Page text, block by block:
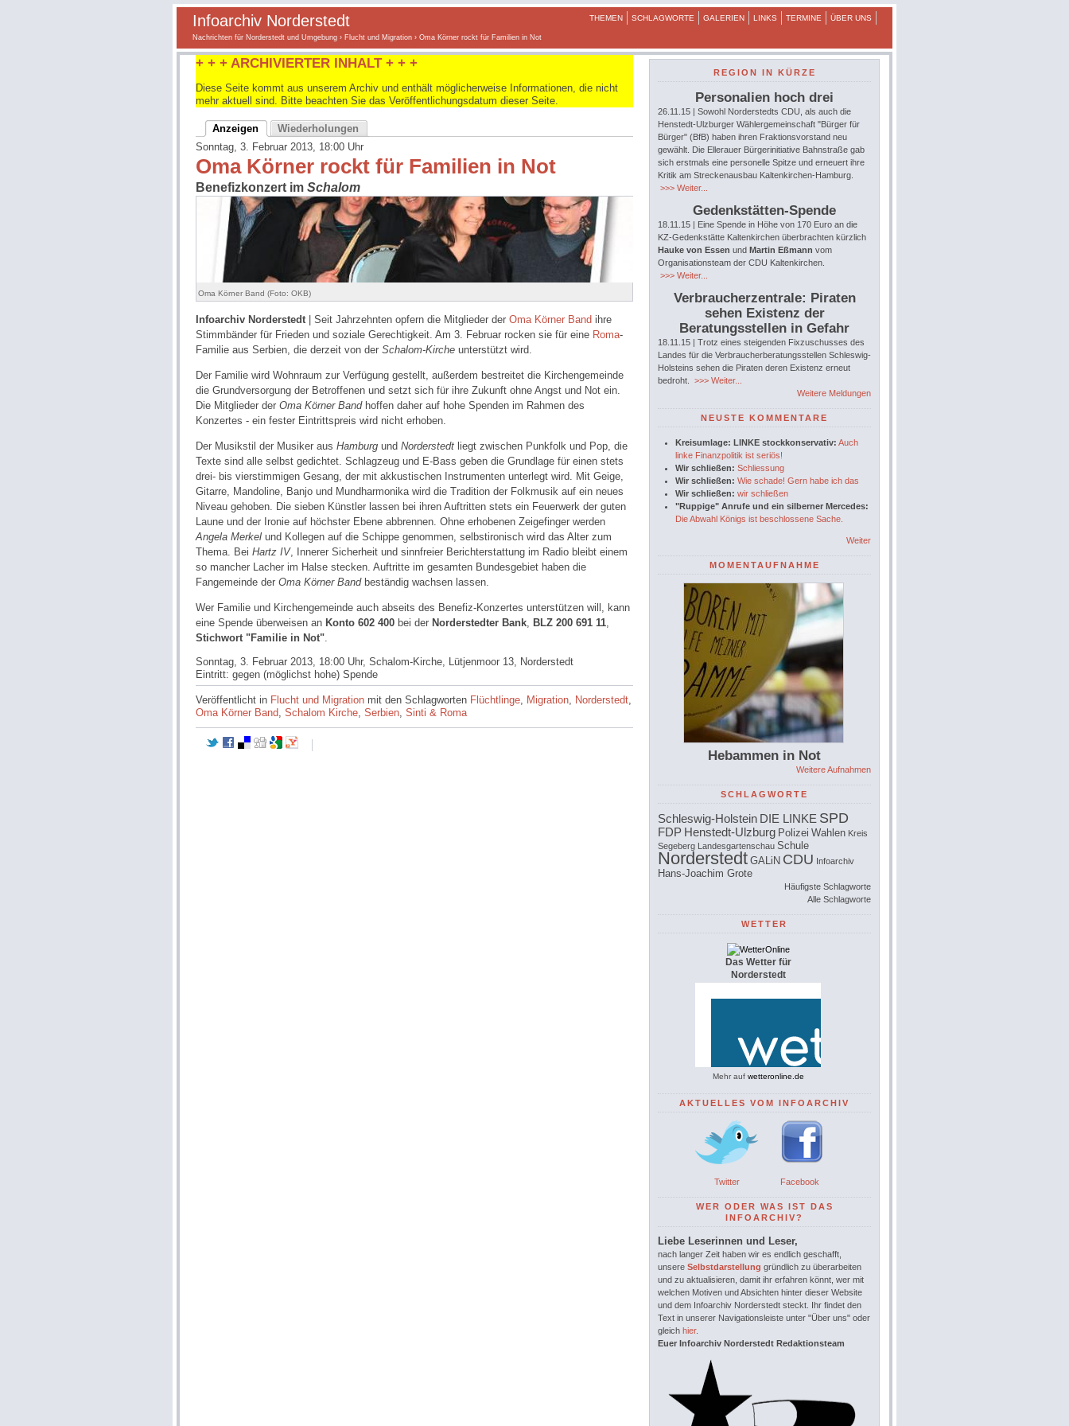
Infoarchiv Norderstedt THEMEN SCHLAGWORTE GALERIEN LINKS TERMINE ÜBER UNS
Nachrichten für Norderstedt und Umgebung › Flucht und Migration › Oma Körner rockt für Familien in Not
+ + + ARCHIVIERTER INHALT + + +
Diese Seite kommt aus unserem Archiv und enthält möglicherweise Informationen, die nicht
mehr aktuell sind. Bitte beachten Sie das Veröffentlichungsdatum dieser Seite.
Anzeigen
Wiederholungen
Sonntag, 3. Februar 2013, 18:00 Uhr
Oma Körner rockt für Familien in Not
Benefizkonzert im Schalom
Oma Körner Band (Foto: OKB)
Infoarchiv Norderstedt| Seit Jahrzehnten opfern die Mitglieder der Oma Körner Band ihre
Stimmbänder für Frieden und soziale Gerechtigkeit. Am 3. Februar rocken sie für eine Roma-
Familie aus Serbien, die derzeit von der Schalom-Kirche unterstützt wird.
Der Familie wird Wohnraum zur Verfügung gestellt, außerdem bestreitet die Kirchengemeinde
die Grundversorgung der Betroffenen und setzt sich für ihre Zukunft ohne Angst und Not ein.
Die Mitglieder der Oma Körner Bandhoffen daher auf hohe Spenden im Rahmen des
Konzertes - ein fester Eintrittspreis wird nicht erhoben.
Der Musikstil der Musiker aus Hamburg und Norderstedt liegt zwischen Punkfolk und Pop, die
Texte sind alle selbst gedichtet. Schlagzeug und E-Bass geben die Grundlage für einen stets
drei- bis vierstimmigen Gesang, der mit akkustischen Instrumenten unterlegt wird. Mit Geige,
Gitarre, Mandoline, Banjo und Mundharmonika wird die Tradition der Folkmusik auf ein neues
Niveau gehoben. Die sieben Künstler lassen bei ihren Auftritten stets ein Feuerwerk der guten
Laune und der Ironie auf höchster Ebene abbrennen. Ohne erhobenen Zeigefinger werden
Angela Merkel und Kollegen auf die Schippe genommen, selbstironisch wird das Alter zum
Thema. Bei Hartz IV, Innerer Sicherheit und sinnfreier Berichterstattung im Radio bleibt einem
so mancher Lacher im Halse stecken. Auftritte im gesamten Bundesgebiet haben die
Fangemeinde der Oma Körner Bandbeständig wachsen lassen.
Wer Familie und Kirchengemeinde auch abseits des Benefiz-Konzertes unterstützen will, kann
eine Spende überweisen an Konto 602 400 bei der Norderstedter Bank, BLZ 200 691 11,
Stichwort "Familie in Not".
Sonntag, 3. Februar 2013, 18:00 Uhr, Schalom-Kirche, Lütjenmoor 13, Norderstedt
Eintritt: gegen (möglichst hohe) Spende
Veröffentlicht in Flucht und Migration mit den Schlagworten Flüchtlinge, Migration, Norderstedt,
Oma Körner Band, Schalom Kirche, Serbien, Sinti & Roma
REGION IN KÜRZE
Personalien hoch drei
26.11.15 | Sowohl Norderstedts CDU, als auch die
Henstedt-Ulzburger Wählergemeinschaft "Bürger für
Bürger" (BfB) haben ihren Fraktionsvorstand neu
gewählt. Die Ellerauer Bürgerinitiative Bahnstraße gab
sich erstmals eine personelle Spitze und erneuert ihre
Kritik am Streckenausbau Kaltenkirchen-Hamburg.
>>> Weiter...
Gedenkstätten-Spende
18.11.15 | Eine Spende in Höhe von 170 Euro an die
KZ-Gedenkstätte Kaltenkirchen überbrachten kürzlich
Hauke von Essen und Martin Eßmann vom
Organisationsteam der CDU Kaltenkirchen.
>>> Weiter...
Verbraucherzentrale: Piraten
sehen Existenz der
Beratungsstellen in Gefahr
18.11.15 | Trotz eines steigenden Fixzuschusses des
Landes für die Verbraucherberatungsstellen Schleswig-
Holsteins sehen die Piraten deren Existenz erneut
bedroht.
>>> Weiter...
Weitere Meldungen
NEUSTE KOMMENTARE
Kreisumlage: LINKE stockkonservativ: Auch
linke Finanzpolitik ist seriös!
Wir schließen: Schliessung
Wir schließen: Wie schade! Gern habe ich das
Wir schließen: wir schließen
"Ruppige" Anrufe und ein silberner Mercedes:
Die Abwahl Königs ist beschlossene Sache.
Weiter
MOMENTAUFNAHME
Hebammen in Not
Weitere Aufnahmen
SCHLAGWORTE
Schleswig-Holstein DIE LINKE SPD
FDP Henstedt-Ulzburg Polizei Wahlen Kreis
Segeberg
Landesgartenschau Schule
Norderstedt GALiN CDU Infoarchiv
Hans-Joachim Grote
Häufigste Schlagworte
Alle Schlagworte
WETTER
Das Wetter für
Norderstedt
Mehr auf wetteronline.de
AKTUELLES VOM INFOARCHIV
Twitter Facebook
WER ODER WAS IST DAS
INFOARCHIV?
Liebe Leserinnen und Leser,
nach langer Zeit haben wir es endlich geschafft,
unsere Selbstdarstellung gründlich zu überarbeiten
und zu aktualisieren, damit ihr erfahren könnt, wer mit
welchen Motiven und Absichten hinter dieser Website
und dem Infoarchiv Norderstedt steckt. Ihr findet den
Text in unserer Navigationsleiste unter "Über uns" oder
gleich hier.
Euer Infoarchiv Norderstedt Redaktionsteam